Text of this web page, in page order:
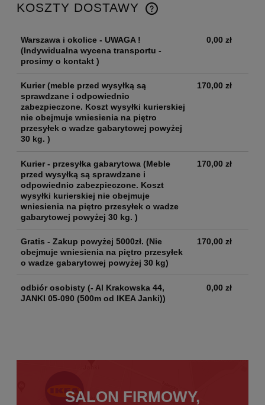
KOSZTY DOSTAWY
Warszawa i okolice - UWAGA !
(Indywidualna wycena transportu -
prosimy o kontakt )
0,00 zł
Kurier(meble przed wysyłką są
sprawdzane i odpowiednio
zabezpieczone. Koszt wysyłki kurierskiej
nie obejmuje wniesienia na piętro
przesyłek o wadze gabarytowej powyżej
30 kg. )
170,00 zł
Kurier - przesyłka gabarytowa (Meble
przed wysyłką są sprawdzane i
odpowiednio zabezpieczone. Koszt
wysyłki kurierskiej nie obejmuje
wniesienia na piętro przesyłek o wadze
gabarytowej powyżej 30 kg. )
170,00 zł
Gratis - Zakup powyżej 5000zł. (Nie
obejmuje wniesienia na piętro przesyłek
o wadze gabarytowej powyżej 30 kg)
170,00 zł
odbiór osobisty (- Al Krakowska 44,
JANKI 05-090 (500m od IKEA Janki))
0,00 zł
SALON FIRMOWY,